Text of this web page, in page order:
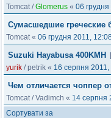
Tomcat/Glomerus « 06
Сумасшедшие греческие
Tomcat« 06 грудня 2011,
Suzuki Hayabusa 400KMH
yurik /petrik « 16 серпня 2011,
Чем отличается чоппер
Tomcat/Vadimch « 14 серпня
Сортувати за